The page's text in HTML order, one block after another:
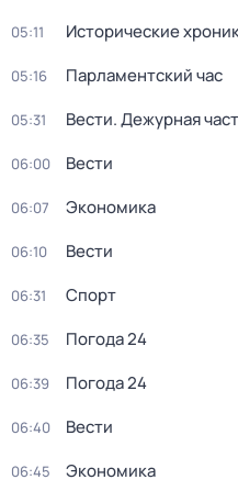
05:11 Исторические
05:16 Парламентский час
05:31 Вести. Дежурная
06:00 Вести
06:07 Экономика
06:10 Вести
06:31 Спорт
06:35 Погода 24
06:39 Погода 24
06:40 Вести
06:45 Экономика